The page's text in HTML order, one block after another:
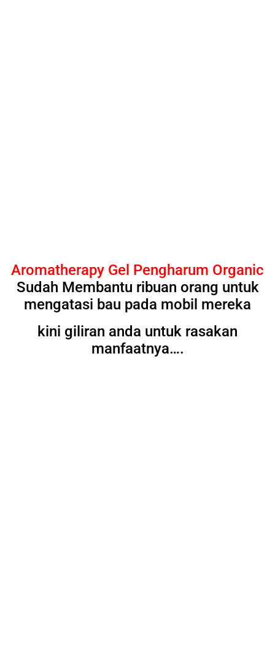
Aromatherapy Gel Pengharum Organic
Sudah Membantu ribuan orang untuk
mengatasi bau pada mobil mereka
kini giliran anda untuk rasakan
manfaatnya….